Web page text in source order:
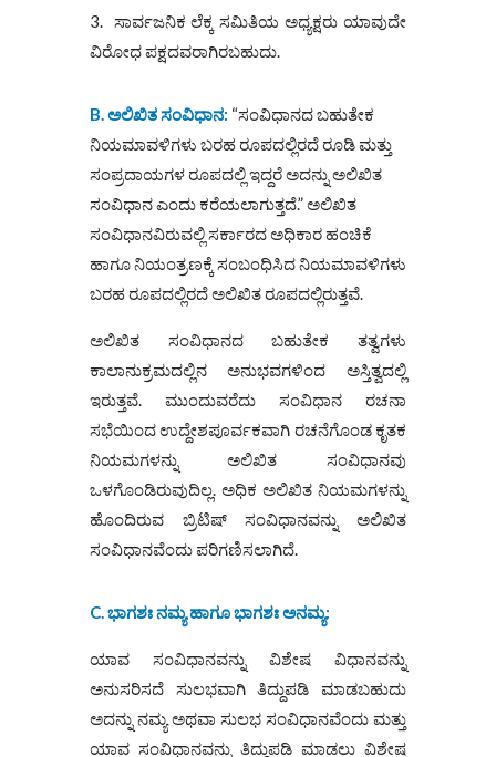
3. ಸಾರ್ವಜನಿಕ ಲೆಕ್ಕ ಸಮಿತಿಯ ಅಧ್ಯಕ್ಷರು ಯಾವುದೇ
ವಿರೋಧ ಪಕ್ಷದವರಾಗಿರಬಹುದು.
B.ಅಲಿಖಿತಸಂವಿಧಾನ: “ಸಂವಿಧಾನದ ಬಹುತೇಕ
ನಿಯಮಾವಳಿಗಳು ಬರಹ ರೂಪದಲ್ಲಿರದೆ ರೂಡಿ ಮತ್ತು
ಸಂಪ್ರದಾಯಗಳ ರೂಪದಲ್ಲಿ ಇದ್ದರೆ ಅದನ್ನು ಅಲಿಖಿತ
ಸಂವಿಧಾನ ಎಂದು ಕರೆಯಲಾಗುತ್ತದೆ.” ಅಲಿಖಿತ
ಸಂವಿಧಾನವಿರುವಲ್ಲಿ ಸರ್ಕಾರದ ಅಧಿಕಾರ ಹಂಚಿಕೆ
ಹಾಗೂ ನಿಯಂತ್ರಣಕ್ಕೆ ಸಂಬಂಧಿಸಿದ ನಿಯಮಾವಳಿಗಳು
ಬರಹ ರೂಪದಲ್ಲಿರದೆ ಅಲಿಖಿತ ರೂಪದಲ್ಲಿರುತ್ತವೆ.
ಅಲಿಖಿತ ಸಂವಿಧಾನದ ಬಹುತೇಕ ತತ್ವಗಳು
ಕಾಲಾನುಕ್ರಮದಲ್ಲಿನ ಅನುಭವಗಳಿಂದ ಅಸ್ತಿತ್ವದಲ್ಲಿ
ಇರುತ್ತವೆ. ಮುಂದುವರೆದು ಸಂವಿಧಾನ ರಚನಾ
ಸಭೆಯಿಂದ ಉದ್ದೇಶಪೂರ್ವಕವಾಗಿ ರಚನೆಗೊಂಡ ಕೃತಕ
ನಿಯಮಗಳನ್ನು ಅಲಿಖಿತ ಸಂವಿಧಾನವು
ಒಳಗೊಂಡಿರುವುದಿಲ್ಲ. ಅಧಿಕ ಅಲಿಖಿತ ನಿಯಮಗಳನ್ನು
ಹೊಂದಿರುವ ಬ್ರಿಟಿಷ್ ಸಂವಿಧಾನವನ್ನು ಅಲಿಖಿತ
ಸಂವಿಧಾನವೆಂದು ಪರಿಗಣಿಸಲಾಗಿದೆ.
C.ಭಾಗಶಃನಮ್ಯಹಾಗೂಭಾಗಶಃಅನಮ್ಯ:
ಯಾವ ಸಂವಿಧಾನವನ್ನು ವಿಶೇಷ ವಿಧಾನವನ್ನು
ಅನುಸರಿಸದೆ ಸುಲಭವಾಗಿ ತಿದ್ದುಪಡಿ ಮಾಡಬಹುದು
ಅದನ್ನು ನಮ್ಯ ಅಥವಾ ಸುಲಭ ಸಂವಿಧಾನವೆಂದು ಮತ್ತು
ಯಾವ ಸಂವಿಧಾನವನ್ನು ತಿದ್ದುಪಡಿ ಮಾಡಲು ವಿಶೇಷ